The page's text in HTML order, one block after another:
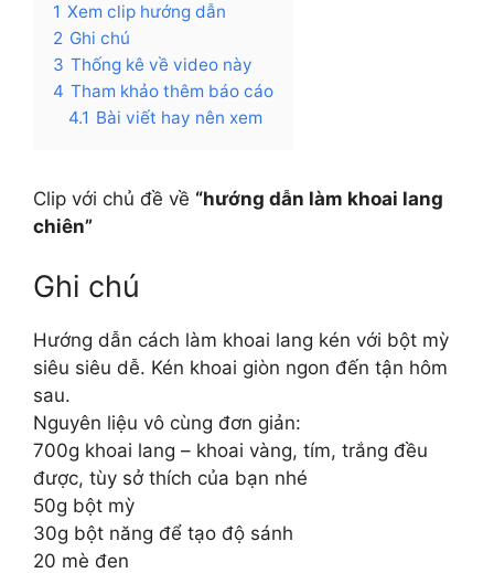
1 Xem clip hướng dẫn
2 Ghi chú
3 Thống kê về video này
4 Tham khảo thêm báo cáo
4.1 Bài viết hay nên xem
Clip với chủ đề về “hướng dẫn làm khoai lang
chiên”
Ghi chú
Hướng dẫn cách làm khoai lang kén với bột mỳ
siêu siêu dễ. Kén khoai giòn ngon đến tận hôm
sau.
Nguyên liệu vô cùng đơn giản:
700g khoai lang – khoai vàng, tím, trắng đều
được, tùy sở thích của bạn nhé
50g bột mỳ
30g bột năng để tạo độ sánh
20 mè đen